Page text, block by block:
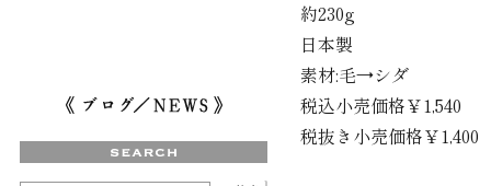
約230g
日本製
素材:毛→シダ
税込小売価格￥1,540
税抜き小売価格￥1,400